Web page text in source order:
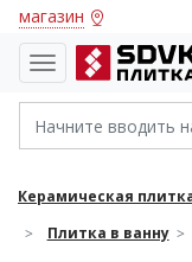
магазин
Керамическая
Плитка в ванну